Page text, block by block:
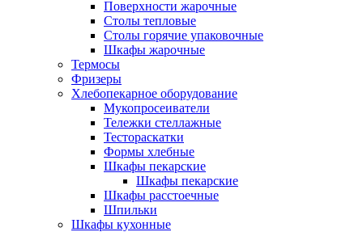
Поверхности жарочные
Столы тепловые
Столы горячие упаковочные
Шкафы жарочные
Термосы
Фризеры
Хлебопекарное оборудование
Мукопросеиватели
Тележки стеллажные
Тестораскатки
Формы хлебные
Шкафы пекарские
Шкафы пекарские
Шкафы расстоечные
Шпильки
Шкафы кухонные